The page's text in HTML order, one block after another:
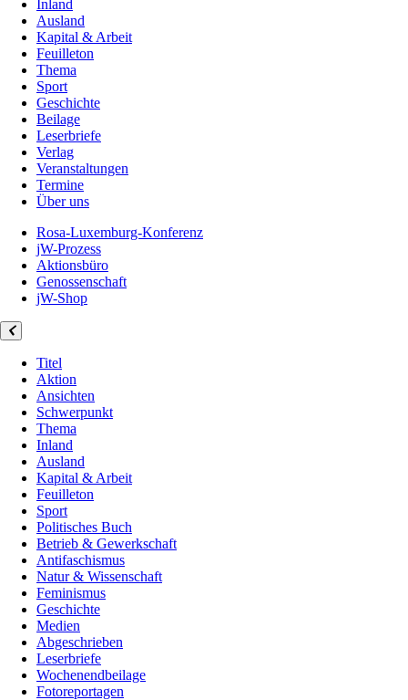
Inland
Ausland
Kapital & Arbeit
Feuilleton
Thema
Sport
Geschichte
Beilage
Leserbriefe
Verlag
Veranstaltungen
Termine
Über uns
Rosa-Luxemburg-Konferenz
jW-Prozess
Aktionsbüro
Genossenschaft
jW-Shop
Titel
Aktion
Ansichten
Schwerpunkt
Thema
Inland
Ausland
Kapital & Arbeit
Feuilleton
Sport
Politisches Buch
Betrieb & Gewerkschaft
Antifaschismus
Natur & Wissenschaft
Feminismus
Geschichte
Medien
Abgeschrieben
Leserbriefe
Wochenendbeilage
Fotoreportagen